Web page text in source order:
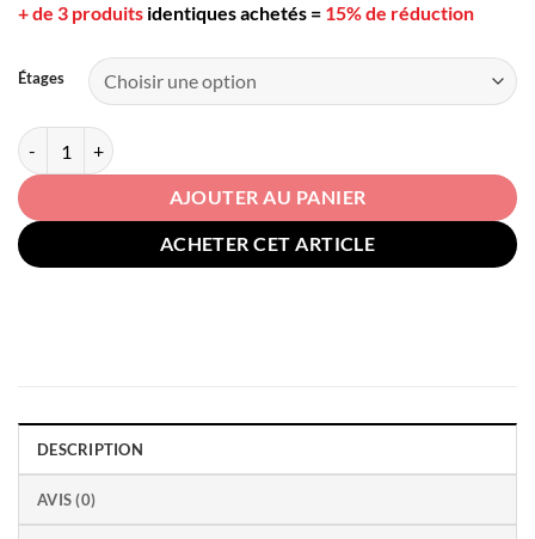
+ de 3 produits identiques achetés = 15% de réduction
Étages
quantité de Lunch Box Isotherme Multi-étage Rose Inox avec Poignée
AJOUTER AU PANIER
ACHETER CET ARTICLE
DESCRIPTION
AVIS (0)